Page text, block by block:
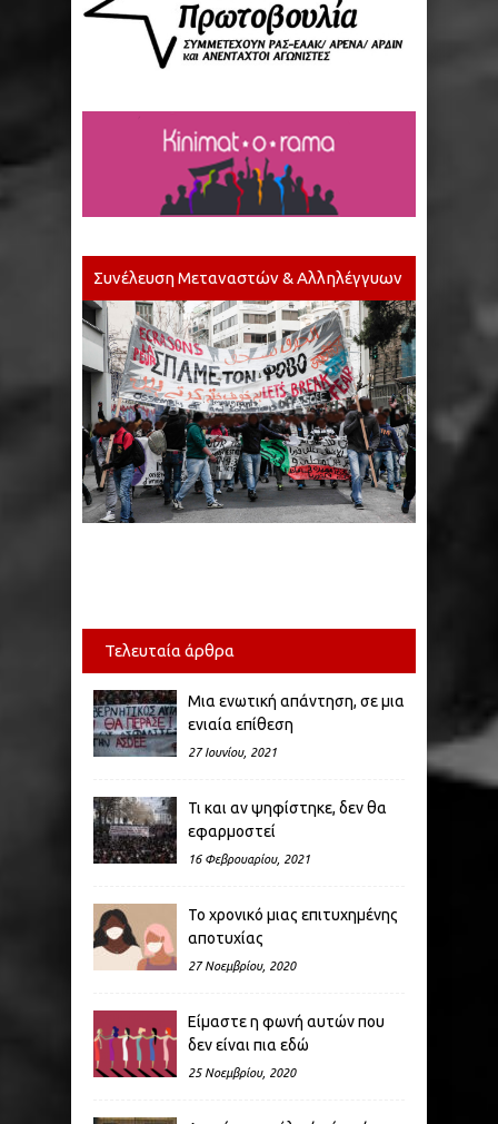
Συνέλευση Μεταναστών & Αλληλέγγυων
Τελευταία άρθρα
Μια ενωτική απάντηση, σε μια
ενιαία επίθεση
27 Ιουνίου, 2021
Τι και αν ψηφίστηκε, δεν θα
εφαρμοστεί
16 Φεβρουαρίου, 2021
Το χρονικό μιας επιτυχημένης
αποτυχίας
27 Νοεμβρίου, 2020
Είμαστε η φωνή αυτών που
δεν είναι πια εδώ
25 Νοεμβρίου, 2020